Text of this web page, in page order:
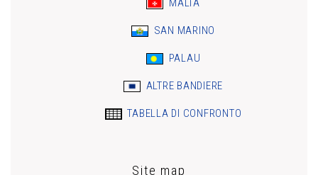
MALTA
SAN MARINO
PALAU
ALTRE BANDIERE
TABELLA DI CONFRONTO
Site map